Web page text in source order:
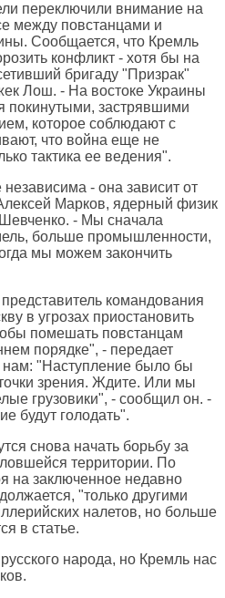
переключили внимание на
между повстанцами и
Сообщается, что Кремль
конфликт - хотя бы на
бригаду "Призрак"
Лош. - На востоке Украины
покинутыми, застрявшими
которое соблюдают с
что война еще не
тактика ее ведения".
- она зависит от
Марков, ядерный физик
- Мы сначала
больше промышленности,
мы можем закончить
командования
в угрозах приостановить
помешать повстанцам
порядке", - передает
нам: "Наступление было бы
зрения. Ждите. Или мы
грузовики", - сообщил он. -
будут голодать".
снова начать борьбу за
территории. По
на заключенное недавно
"только другими
налетов, но больше
в статье.
народа, но Кремль нас